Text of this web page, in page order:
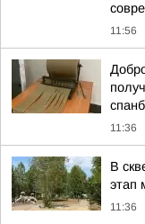
11:56
11:36
В
этап
11:36